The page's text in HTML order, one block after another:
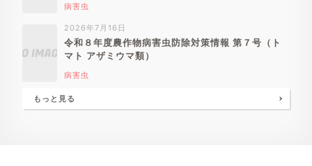
病害虫
2026年7月16日
令和８年度農作物病害虫防除対策情報 第７号（ト
マト アザミウマ類）
病害虫
もっと見る